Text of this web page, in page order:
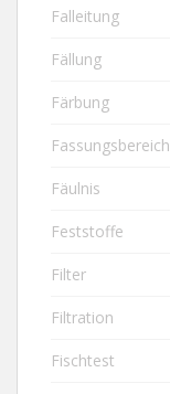
Falleitung
Fällung
Färbung
Fassungsbereich
Fäulnis
Feststoffe
Filter
Filtration
Fischtest